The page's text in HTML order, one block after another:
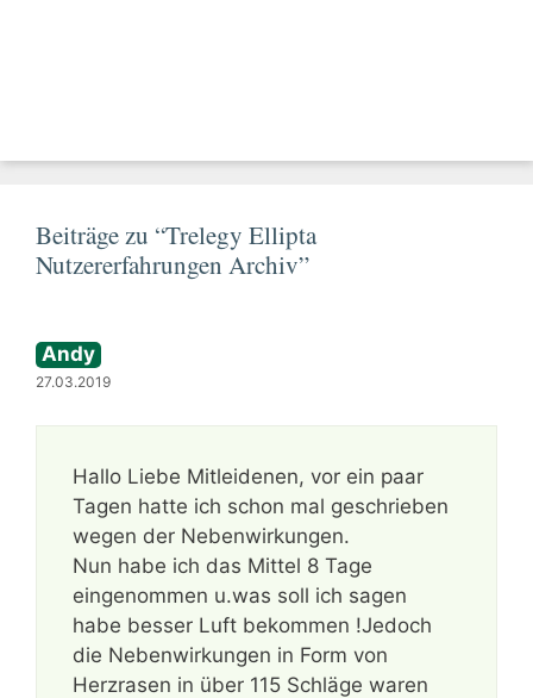
Beiträge zu “Trelegy Ellipta
Nutzererfahrungen Archiv”
Andy
27.03.2019
Hallo Liebe Mitleidenen, vor ein paar
Tagen hatte ich schon mal geschrieben
wegen der Nebenwirkungen.
Nun habe ich das Mittel 8 Tage
eingenommen u.was soll ich sagen
habe besser Luft bekommen !Jedoch
die Nebenwirkungen in Form von
Herzrasen in über 115 Schläge waren